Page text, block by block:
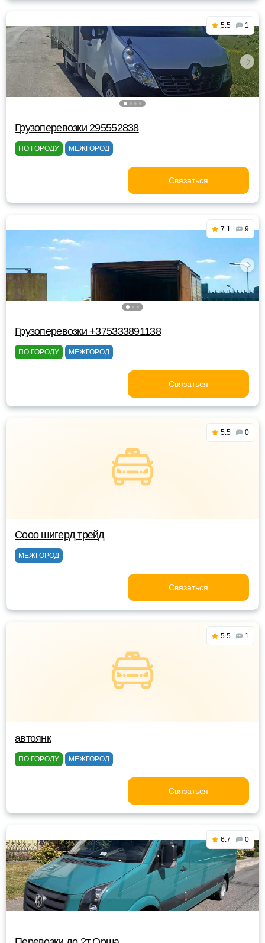
5.5 1
Грузоперевозки 295552838
ПО ГОРОДУ МЕЖГОРОД
Связаться
7.1 9
Грузоперевозки +375333891138
ПО ГОРОДУ МЕЖГОРОД
Связаться
5.5 0
Сооо шигерд трейд
МЕЖГОРОД
Связаться
5.5 1
автоянк
ПО ГОРОДУ МЕЖГОРОД
Связаться
6.7 0